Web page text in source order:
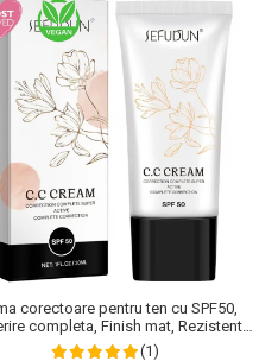
corectoare pentru ten cu SPF50,
completa, Finish mat, Rezistenta,
CC Cream Sefudun, 30 ml
(1)